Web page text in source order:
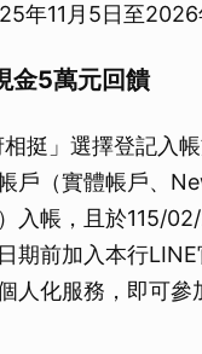
年11月5日至2026
金5萬元回饋
挺」選擇登記入
戶（實體帳戶、
入帳，且於115/
期前加入本行
人化服務，即可參